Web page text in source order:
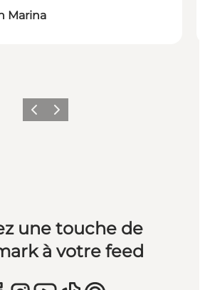
Marina
PrécédentSuivant
une touche de
à votre feed